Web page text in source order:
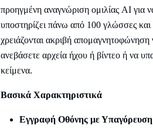
προηγμένη αναγνώριση ομιλίας AI για
υποστηρίζει πάνω από 100 γλώσσες και
χρειάζονται ακριβή απομαγνητοφώνηση
ανεβάσετε αρχεία ήχου ή βίντεο ή να
κείμενα.
Βασικά Χαρακτηριστικά
Εγγραφή Οθόνης με Υπαγόρευση